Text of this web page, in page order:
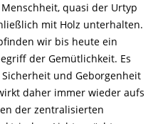
quasi der Urtyp
mit Holz unterhalten.
wir bis heute ein
der Gemütlichkeit. Es
und Geborgenheit
daher immer wieder aufs
der zentralisierten